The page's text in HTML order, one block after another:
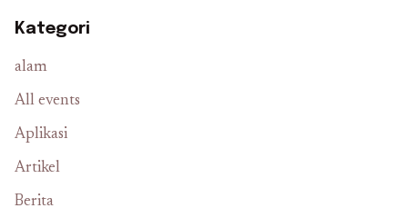
Kategori
alam
All events
Aplikasi
Artikel
Berita